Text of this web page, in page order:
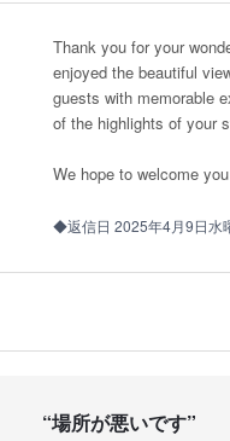
Thank you for your
enjoyed the beautiful
guests with memorable
of the highlights of your
We hope to welcome
◆返信日 2025年4月9日水
“場所が悪いです”